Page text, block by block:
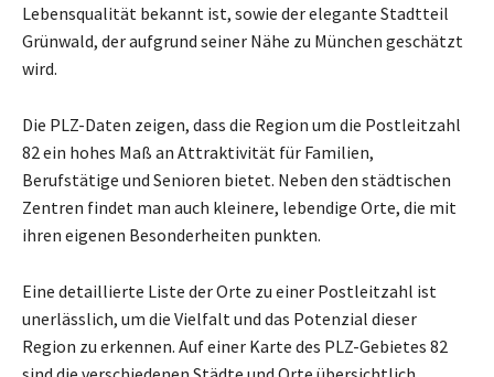
Lebensqualität bekannt ist, sowie der elegante Stadtteil
Grünwald, der aufgrund seiner Nähe zu München geschätzt
wird.
Die PLZ-Daten zeigen, dass die Region um die Postleitzahl
82 ein hohes Maß an Attraktivität für Familien,
Berufstätige und Senioren bietet. Neben den städtischen
Zentren findet man auch kleinere, lebendige Orte, die mit
ihren eigenen Besonderheiten punkten.
Eine detaillierte Liste der Orte zu einer Postleitzahl ist
unerlässlich, um die Vielfalt und das Potenzial dieser
Region zu erkennen. Auf einer Karte des PLZ-Gebietes 82